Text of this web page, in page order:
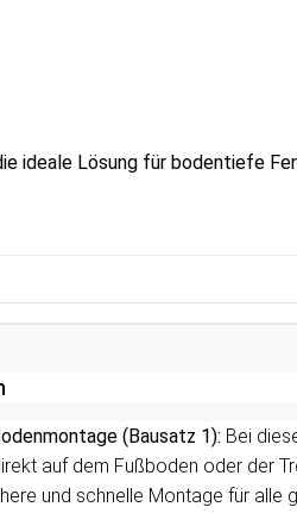
ideale Lösung für bodentiefe
(Bausatz 1): Bei
auf dem Fußboden oder der
und schnelle Montage für alle